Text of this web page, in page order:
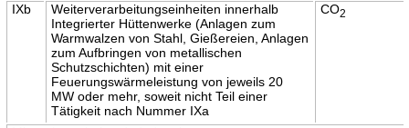
IXb
Weiterverarbeitungseinheiten innerhalb
Integrierter Hüttenwerke (Anlagen zum
Warmwalzen von Stahl, Gießereien, Anlagen
zum Aufbringen von metallischen
Schutzschichten) mit einer
Feuerungswärmeleistung von jeweils 20
MW oder mehr, soweit nicht Teil einer
Tätigkeit nach Nummer IXa
CO2